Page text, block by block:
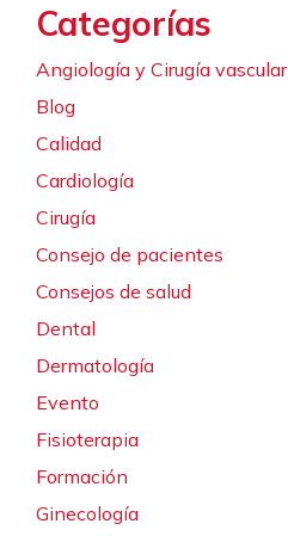
Categorías
Angiología y Cirugía vascular
Blog
Calidad
Cardiología
Cirugía
Consejo de pacientes
Consejos de salud
Dental
Dermatología
Evento
Fisioterapia
Formación
Ginecología